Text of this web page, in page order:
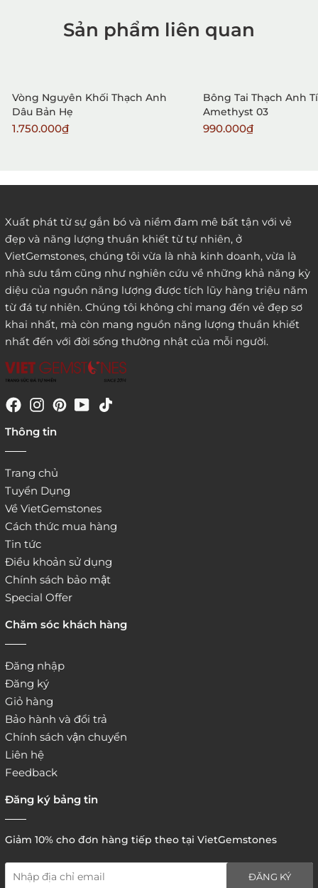
1. Mua hàng trực tiếp tại VietGemstones
3. Đặt hàng thông quaemail hay chat trực tiếp với
chúng tôi:
website:
Sản phẩm liên quan
Vòng Nguyên Khối Thạch Anh
Dâu Bản Hẹ
1.750.000₫
Bông Tai Thạch Anh
Amethyst 03
990.000₫
Xuất phát từ sự gắn bó và niềm đam mê bất tận với vẻ
đẹp và năng lượng thuần khiết từ tự nhiên, ở
VietGemstones, chúng tôi vừa là nhà kinh doanh, vừa là
nhà sưu tầm cũng như nghiên cứu về những khả năng kỳ
diệu của nguồn năng lượng được tích lũy hàng triệu năm
từ đá tự nhiên. Chúng tôi không chỉ mang đến vẻ đẹp sơ
khai nhất, mà còn mang nguồn năng lượng thuần khiết
nhất đến với đời sống thường nhật của mỗi người.
Thông tin
Trang chủ
Tuyển Dụng
Về VietGemstones
Cách thức mua hàng
Tin tức
Điều khoản sử dụng
Chính sách bảo mật
Special Offer
Chăm sóc khách hàng
Đăng nhập
Đăng ký
Giỏ hàng
Bảo hành và đổi trả
Chính sách vận chuyển
Liên hệ
Feedback
Đăng ký bảng tin
Giảm 10% cho đơn hàng tiếp theo tại VietGemstones
ĐĂNG KÝ